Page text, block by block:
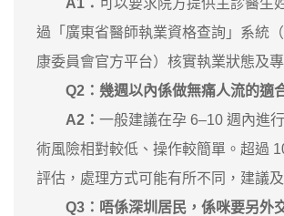
過「廣東省醫師執業資格查詢」系統
康委員會官方平台）核實執業狀態及
Q2：幾週以內係做無痛人流的適
A2： 一般建議在孕 6–10 週內進
術風險相對較低、操作較簡單。超過
評估，處理方式可能有所不同，建議及
Q3：唔係深圳居民，係咪要另外